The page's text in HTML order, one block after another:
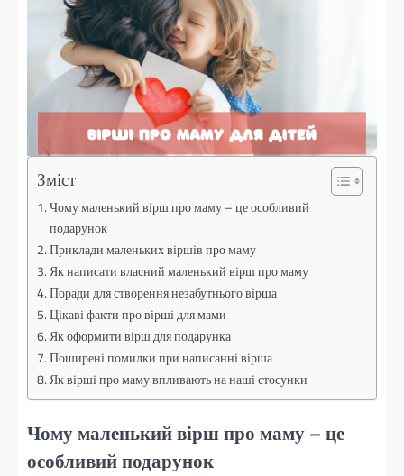
Зміст
Чому маленький вірш про маму – це особливий
подарунок
Приклади маленьких віршів про маму
Як написати власний маленький вірш про маму
Поради для створення незабутнього вірша
Цікаві факти про вірші для мами
Як оформити вірш для подарунка
Поширені помилки при написанні вірша
Як вірші про маму впливають на наші стосунки
Чому маленький вірш про маму – це
особливий подарунок